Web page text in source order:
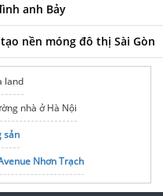
anh Bảy
nền móng đô thị Sài Gòn
land
nhà ở Hà Nội
sản
Nhơn Trạch